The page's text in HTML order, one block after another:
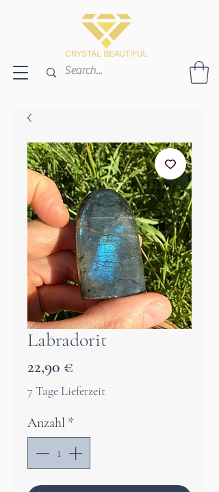
Labradorit
22,90 €
7 Tage Lieferzeit
Anzahl *